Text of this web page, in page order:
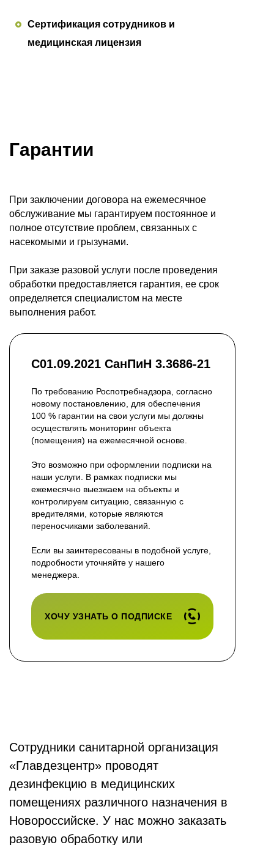
Сертификация сотрудников и
медицинская лицензия
Гарантии
При заключении договора на ежемесячное
обслуживание мы гарантируем постоянное и
полное отсутствие проблем, связанных с
насекомыми и грызунами.
При заказе разовой услуги после проведения
обработки предоставляется гарантия, ее срок
определяется специалистом на месте
выполнения работ.
С01.09.2021 СанПиН 3.3686-21
По требованию Роспотребнадзора, согласно
новому постановлению, для обеспечения
100 % гарантии на свои услуги мы должны
осуществлять мониторинг объекта
(помещения) на ежемесячной основе.
Это возможно при оформлении подписки на
наши услуги. В рамках подписки мы
ежемесячно выезжаем на объекты и
контролируем ситуацию, связанную с
вредителями, которые являются
переносчиками заболеваний.
Если вы заинтересованы в подобной услуге,
подробности уточняйте у нашего
менеджера.
ХОЧУ УЗНАТЬ О ПОДПИСКЕ
Сотрудники санитарной организация
«Главдезцентр» проводят
дезинфекцию в медицинских
помещениях различного назначения в
Новороссийске. У нас можно заказать
разовую обработку или